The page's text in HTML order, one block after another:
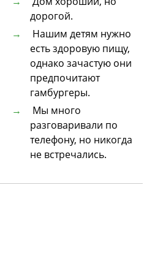
дорогой.
Нашим детям нужно
есть здоровую пищу,
однако зачастую они
предпочитают
гамбургеры.
Мы много
разговаривали по
телефону, но никогда
не встречались.